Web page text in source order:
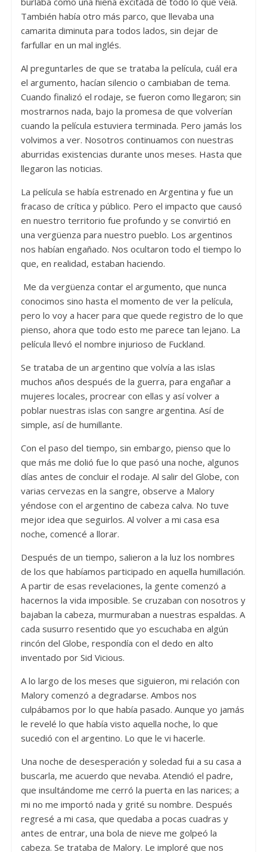
También había otro más parco, que llevaba una
camarita diminuta para todos lados, sin dejar de
farfullar en un mal inglés.
Al preguntarles de que se trataba la película, cuál era
el argumento, hacían silencio o cambiaban de tema.
Cuando finalizó el rodaje, se fueron como llegaron; sin
mostrarnos nada, bajo la promesa de que volverían
cuando la película estuviera terminada. Pero jamás los
volvimos a ver. Nosotros continuamos con nuestras
aburridas existencias durante unos meses. Hasta que
llegaron las noticias.
La película se había estrenado en Argentina y fue un
fracaso de crítica y público. Pero el impacto que causó
en nuestro territorio fue profundo y se convirtió en
una vergüenza para nuestro pueblo. Los argentinos
nos habían engañado. Nos ocultaron todo el tiempo lo
que, en realidad, estaban haciendo.
Me da vergüenza contar el argumento, que nunca
conocimos sino hasta el momento de ver la película,
pero lo voy a hacer para que quede registro de lo que
pienso, ahora que todo esto me parece tan lejano. La
película llevó el nombre injurioso de Fuckland.
Se trataba de un argentino que volvía a las islas
muchos años después de la guerra, para engañar a
mujeres locales, procrear con ellas y así volver a
poblar nuestras islas con sangre argentina. Así de
simple, así de humillante.
Con el paso del tiempo, sin embargo, pienso que lo
que más me dolió fue lo que pasó una noche, algunos
días antes de concluir el rodaje. Al salir del Globe, con
varias cervezas en la sangre, observe a Malory
yéndose con el argentino de cabeza calva. No tuve
mejor idea que seguirlos. Al volver a mi casa esa
noche, comencé a llorar.
Después de un tiempo, salieron a la luz los nombres
de los que habíamos participado en aquella humillación.
A partir de esas revelaciones, la gente comenzó a
hacernos la vida imposible. Se cruzaban con nosotros y
bajaban la cabeza, murmuraban a nuestras espaldas. A
cada susurro resentido que yo escuchaba en algún
rincón del Globe, respondía con el dedo en alto
inventado por Sid Vicious.
A lo largo de los meses que siguieron, mi relación con
Malory comenzó a degradarse. Ambos nos
culpábamos por lo que había pasado. Aunque yo jamás
le revelé lo que había visto aquella noche, lo que
sucedió con el argentino. Lo que le vi hacerle.
Una noche de desesperación y soledad fui a su casa a
buscarla, me acuerdo que nevaba. Atendió el padre,
que insultándome me cerró la puerta en las narices; a
mi no me importó nada y grité su nombre. Después
regresé a mi casa, que quedaba a pocas cuadras y
antes de entrar, una bola de nieve me golpeó la
cabeza. Se trataba de Malory. Le imploré que nos